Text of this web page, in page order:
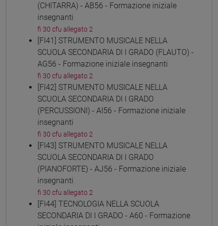
(CHITARRA) - AB56 - Formazione iniziale
insegnanti
fi 30 cfu allegato 2
[FI41] STRUMENTO MUSICALE NELLA
SCUOLA SECONDARIA DI I GRADO (FLAUTO) -
AG56 - Formazione iniziale insegnanti
fi 30 cfu allegato 2
[FI42] STRUMENTO MUSICALE NELLA
SCUOLA SECONDARIA DI I GRADO
(PERCUSSIONI) - AI56 - Formazione iniziale
insegnanti
fi 30 cfu allegato 2
[FI43] STRUMENTO MUSICALE NELLA
SCUOLA SECONDARIA DI I GRADO
(PIANOFORTE) - AJ56 - Formazione iniziale
insegnanti
fi 30 cfu allegato 2
[FI44] TECNOLOGIA NELLA SCUOLA
SECONDARIA DI I GRADO - A60 - Formazione